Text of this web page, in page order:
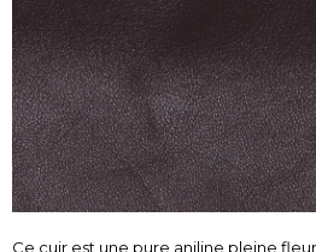
Ce cuir est une pure aniline pleine